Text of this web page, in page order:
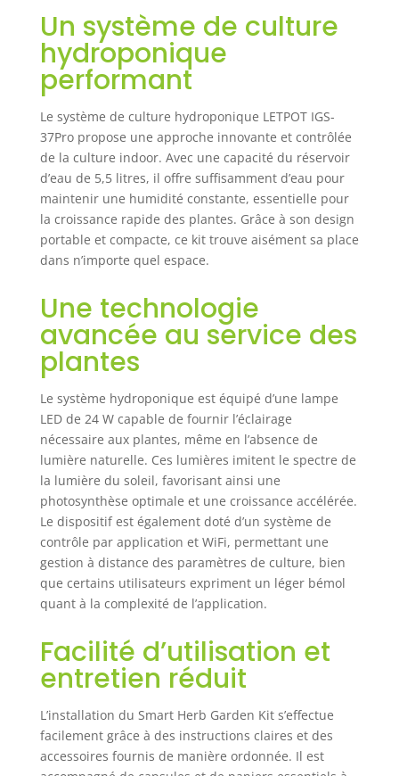
d'Eau
Avec seulement
quelques touches
sur votre
ajuster le
programme
d'éclairage LED de
0 à 24 heures pour
plantes la quantité
parfaite de lumière
et un moment
précis d'allumage
Notre système de
rappel innovant
vous permet
d'arroser vos
plantes, ce qui
rend la culture de
plantes saines et
facile que jamais.
SYSTÈME DE
CULTURE LED 3
FOIS PLUS RAPIDE :
Profitez d'une
croissance ultra-
rapide des plantes
de culture
hydroponique,
doté d'un véritable
d'éclairage LED à
spectre complet de
24 watts.
Contrairement aux
Un système de culture
hydroponique
performant
Le système de culture hydroponique LETPOT IGS-
37Pro propose une approche innovante et contrôlée
de la culture indoor. Avec une capacité du réservoir
d’eau de 5,5 litres, il offre suffisamment d’eau pour
maintenir une humidité constante, essentielle pour
la croissance rapide des plantes. Grâce à son design
portable et compacte, ce kit trouve aisément sa place
dans n’importe quel espace.
Une technologie
avancée au service des
plantes
Le système hydroponique est équipé d’une lampe
LED de 24 W capable de fournir l’éclairage
nécessaire aux plantes, même en l’absence de
lumière naturelle. Ces lumières imitent le spectre de
la lumière du soleil, favorisant ainsi une
photosynthèse optimale et une croissance accélérée.
Le dispositif est également doté d’un système de
contrôle par application et WiFi, permettant une
gestion à distance des paramètres de culture, bien
que certains utilisateurs expriment un léger bémol
quant à la complexité de l’application.
Facilité d’utilisation et
entretien réduit
L’installation du Smart Herb Garden Kit s’effectue
facilement grâce à des instructions claires et des
accessoires fournis de manière ordonnée. Il est